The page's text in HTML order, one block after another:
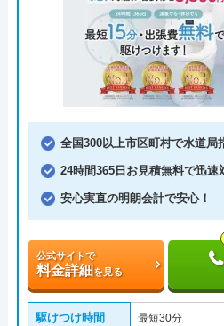
全国300以上市区町村で水道局
24時間365日お見積無料で迅速
安心実直の明朗会計で安心！
公式サイトで
料金詳細を見る
駆けつけ時間 最短30分